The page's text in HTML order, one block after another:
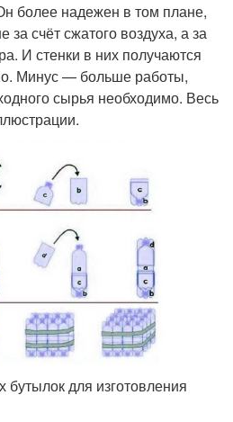
более надежен в том плане,
за счёт сжатого воздуха, а за
И стенки в них получаются
Минус — больше работы,
сырья необходимо. Весь
бутылок для изготовления